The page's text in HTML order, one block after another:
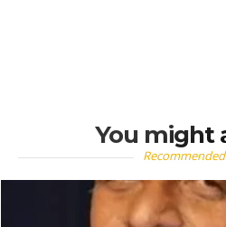
You might